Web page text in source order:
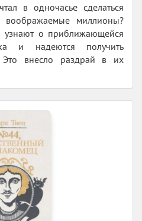
в одночасье сделаться
миллионы?
о приближающейся
и надеются получить
Это внесло раздрай в их